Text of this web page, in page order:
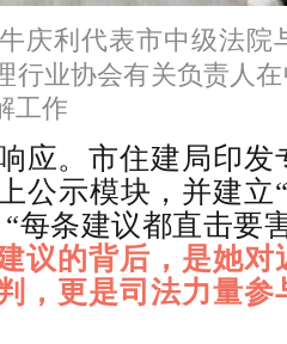
庆利代表市中级法院
行业协会有关负责人
工作
应。市住建局印发
公示模块，并建
每条建议都直击要
议的背后，是她对
，更是司法力量参